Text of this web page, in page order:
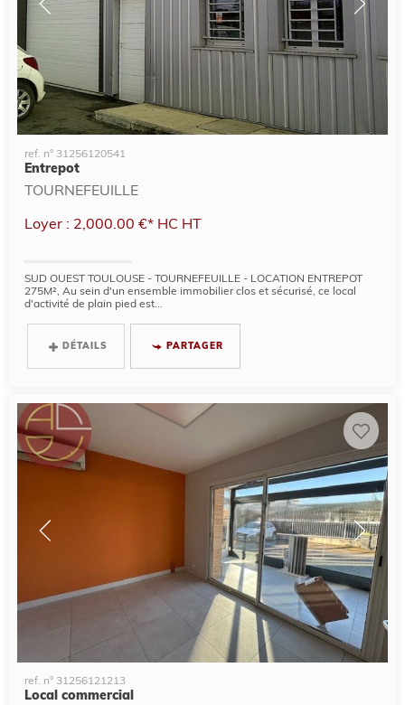
ref. n° 31256120541
Entrepot
TOURNEFEUILLE
Loyer : 2,000.00 €* HC HT
SUD OUEST TOULOUSE - TOURNEFEUILLE - LOCATION ENTREPOT
275M², Au sein d'un ensemble immobilier clos et sécurisé, ce local
d'activité de plain pied est...
DÉTAILS PARTAGER
ref. n° 31256121213
Local commercial